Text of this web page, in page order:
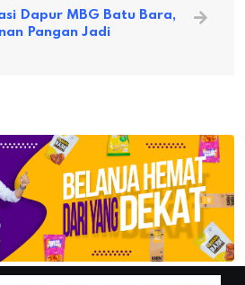
Dapur MBG Batu Bara,
Pangan Jadi